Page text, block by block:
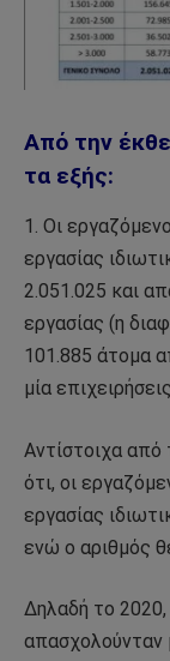
Από την
τα εξής:
1. Οι
εργασίας
2.051.025 και
εργασίας (η
101.885 άτομα
μία
Αντίστοιχα από
ότι, οι
εργασίας
ενώ ο αριθμός
Δηλαδή το
απασχολούνταν